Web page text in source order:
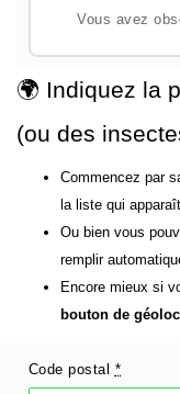
Vous avez
🌍 Indiquez la
(ou des
Commencez par
la liste qui
Ou bien vous
remplir
Encore mieux si
bouton de
Code postal *